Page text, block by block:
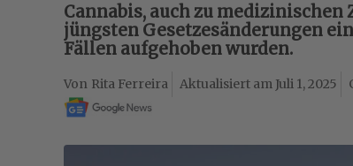
Cannabis, auch zu
jüngsten Gesetzesänderungen
Fällen aufgehoben wurden.
Rita Ferreira Juli 1, 2025